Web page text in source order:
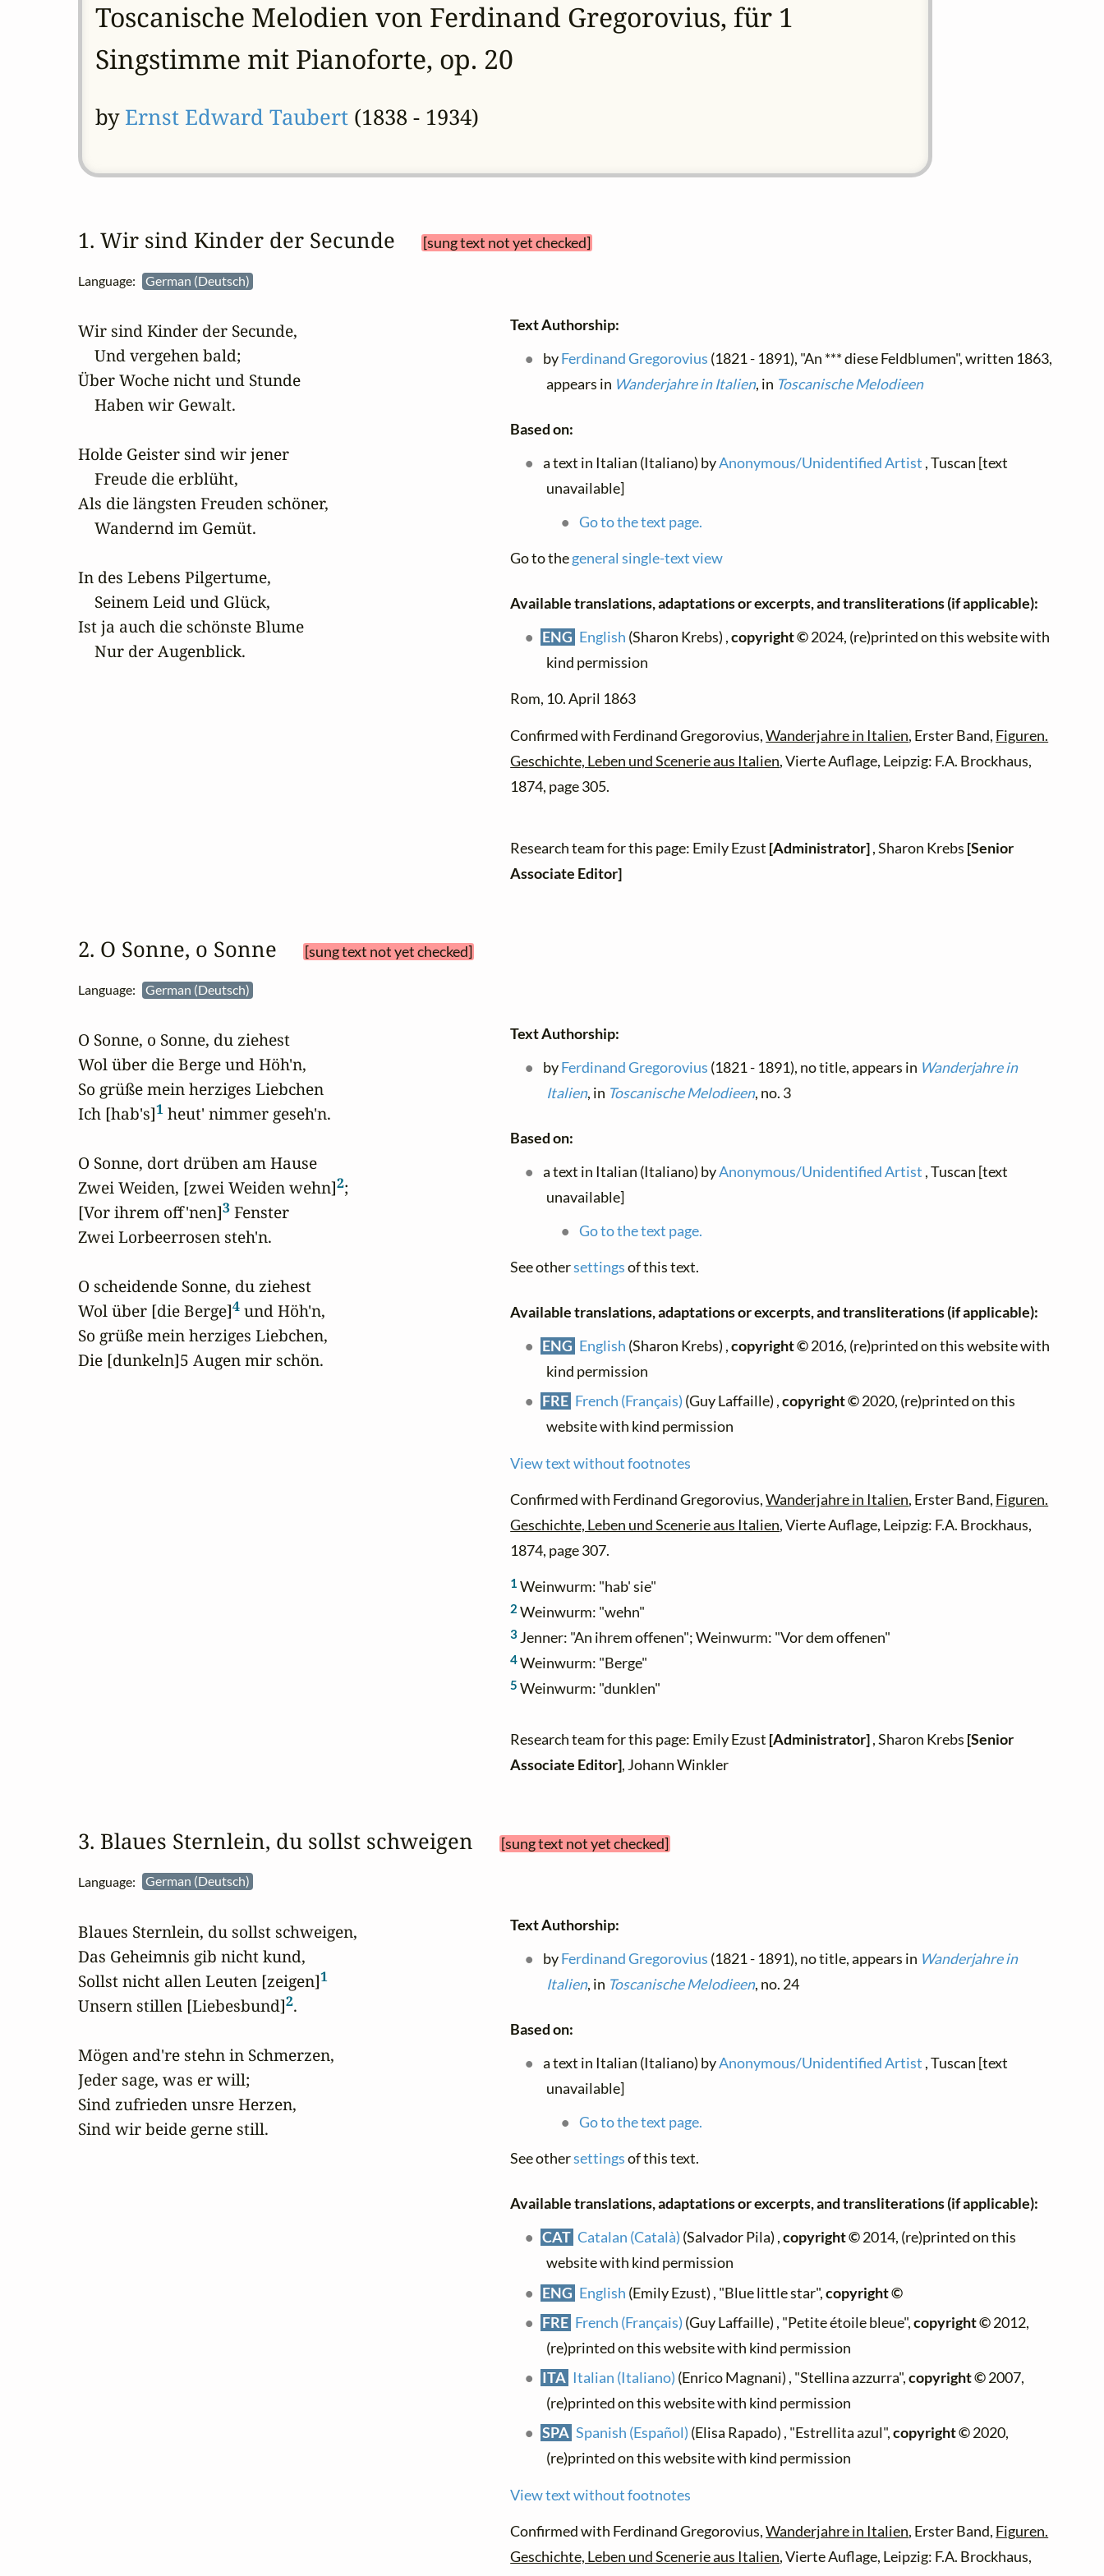
Toscanische Melodien von Ferdinand Gregorovius, für 1
Singstimme mit Pianoforte, op. 20
by Ernst Edward Taubert(1838 - 1934)
1. Wir sind Kinder der Secunde [sung text not yet checked]
Language: German (Deutsch)
Wir sind Kinder der Secunde,
    Und vergehen bald;
Über Woche nicht und Stunde
    Haben wir Gewalt.
Holde Geister sind wir jener
    Freude die erblüht,
Als die längsten Freuden schöner,
    Wandernd im Gemüt.
In des Lebens Pilgertume,
    Seinem Leid und Glück,
Ist ja auch die schönste Blume
    Nur der Augenblick.
Text Authorship:
byFerdinand Gregorovius (1821 - 1891), "An *** diese Feldblumen", written 1863,
appears in Wanderjahre in Italien, in Toscanische Melodieen
Based on:
a text in Italian (Italiano) byAnonymous/Unidentified Artist , Tuscan [text
unavailable]
Go to the text page.
Go to thegeneral single-text view
Available translations, adaptations or excerpts, and transliterations (if applicable):
ENG English (Sharon Krebs) ,copyright ©2024, (re)printed on this website with
kind permission
Rom, 10. April 1863
Confirmed with Ferdinand Gregorovius,Wanderjahre in Italien, Erster Band, Figuren.
Geschichte, Leben und Scenerie aus Italien, Vierte Auflage, Leipzig: F.A. Brockhaus,
1874, page 305.
Research team for this page: Emily Ezust [Administrator], Sharon Krebs [Senior
Associate Editor]
2. O Sonne, o Sonne [sung text not yet checked]
Language: German (Deutsch)
O Sonne, o Sonne, du ziehest
Wol über die Berge und Höh'n,
So grüße mein herziges Liebchen
Ich [hab's]1 heut' nimmer geseh'n.
O Sonne, dort drüben am Hause
Zwei Weiden, [zwei Weiden wehn]2;
[Vor ihrem off'nen]3 Fenster
Zwei Lorbeerrosen steh'n.
O scheidende Sonne, du ziehest
Wol über [die Berge]4 und Höh'n,
So grüße mein herziges Liebchen,
Die [dunkeln]5 Augen mir schön.
Text Authorship:
byFerdinand Gregorovius (1821 - 1891), no title, appears in Wanderjahre in
Italien, in Toscanische Melodieen, no. 3
Based on:
a text in Italian (Italiano) byAnonymous/Unidentified Artist , Tuscan [text
unavailable]
Go to the text page.
See othersettingsof this text.
Available translations, adaptations or excerpts, and transliterations (if applicable):
ENG English (Sharon Krebs) ,copyright ©2016, (re)printed on this website with
kind permission
FRE French (Français) (Guy Laffaille) ,copyright ©2020, (re)printed on this
website with kind permission
View text without footnotes
Confirmed with Ferdinand Gregorovius,Wanderjahre in Italien, Erster Band, Figuren.
Geschichte, Leben und Scenerie aus Italien, Vierte Auflage, Leipzig: F.A. Brockhaus,
1874, page 307.
1 Weinwurm: "hab' sie"
2 Weinwurm: "wehn"
3 Jenner: "An ihrem offenen"; Weinwurm: "Vor dem offenen"
4Weinwurm: "Berge"
5 Weinwurm: "dunklen"
Research team for this page: Emily Ezust [Administrator], Sharon Krebs [Senior
Associate Editor], Johann Winkler
3. Blaues Sternlein, du sollst schweigen [sung text not yet checked]
Language: German (Deutsch)
Blaues Sternlein, du sollst schweigen,
Das Geheimnis gib nicht kund,
Sollst nicht allen Leuten [zeigen]1
Unsern stillen [Liebesbund]2.
Mögen and're stehn in Schmerzen,
Jeder sage, was er will;
Sind zufrieden unsre Herzen,
Sind wir beide gerne still.
Text Authorship:
byFerdinand Gregorovius (1821 - 1891), no title, appears in Wanderjahre in
Italien, in Toscanische Melodieen, no. 24
Based on:
a text in Italian (Italiano) byAnonymous/Unidentified Artist , Tuscan [text
unavailable]
Go to the text page.
See othersettingsof this text.
Available translations, adaptations or excerpts, and transliterations (if applicable):
CAT Catalan (Català) (Salvador Pila) ,copyright ©2014, (re)printed on this
website with kind permission
ENG English (Emily Ezust) , "Blue little star",copyright ©
FRE French (Français) (Guy Laffaille) , "Petite étoile bleue",copyright ©2012,
(re)printed on this website with kind permission
ITA Italian (Italiano) (Enrico Magnani) , "Stellina azzurra",copyright ©2007,
(re)printed on this website with kind permission
SPA Spanish (Español) (Elisa Rapado) , "Estrellita azul",copyright ©2020,
(re)printed on this website with kind permission
View text without footnotes
Confirmed with Ferdinand Gregorovius,Wanderjahre in Italien, Erster Band, Figuren.
Geschichte, Leben und Scenerie aus Italien, Vierte Auflage, Leipzig: F.A. Brockhaus,